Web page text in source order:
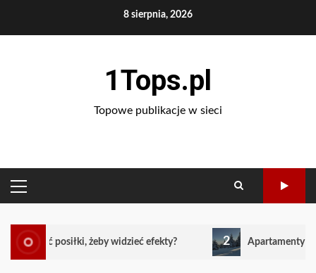
8 sierpnia, 2026
1Tops.pl
Topowe publikacje w sieci
PRIMARY
MENU
żeby widzieć efekty? 2 Apartamenty w zakopanem –